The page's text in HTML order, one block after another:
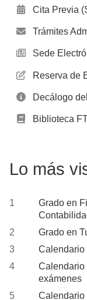
Cita Previa
Trámites
Sede
Reserva de
Decálogo
Biblioteca
Lo más
Grado en
Grado en
Calendario
Calendario
exámenes
Calendario